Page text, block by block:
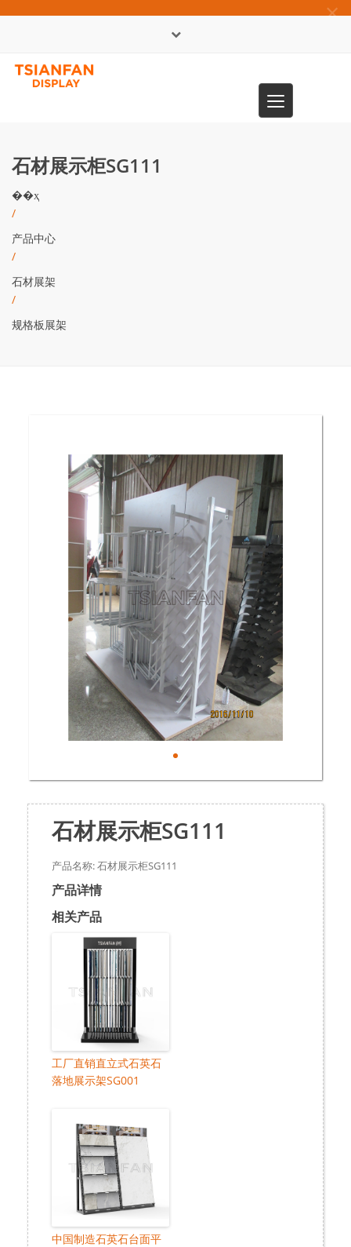
×
Toggle
navigation
石材展示柜SG111
��ҳ
/
产品中心
/
石材展架
/
规格板展架
石材展示柜SG111
产品名称: 石材展示柜SG111
产品详情
相关产品
工厂直销直立式石英石
落地展示架SG001
中国制造石英石台面平